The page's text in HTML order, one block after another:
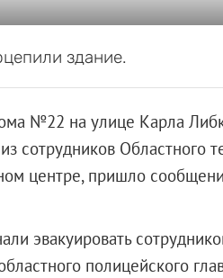
здание.
№22 на улице Карла
сотрудников Областного
центре, пришло
эвакуировать
полицейского